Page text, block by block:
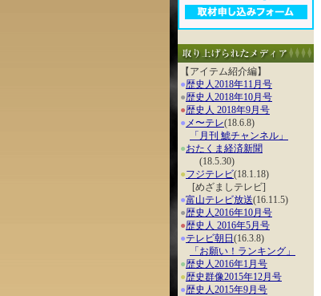
【アイテム紹介編】
●歴史人2018年11月号
●歴史人2018年10月号
●歴史人 2018年9月号
● メ〜テレ(18.6.8)
「月刊 鯱チャンネル」
●おたくま経済新聞
(18.5.30)
●フジテレビ(18.1.18)
[めざましテレビ]
●富山テレビ放送(16.11.5)
●歴史人2016年10月号
●歴史人 2016年5月号
●テレビ朝日 (16.3.8)
「お願い！ランキング」
●歴史人2016年1月号
●歴史群像2015年12月号
●歴史人2015年9月号